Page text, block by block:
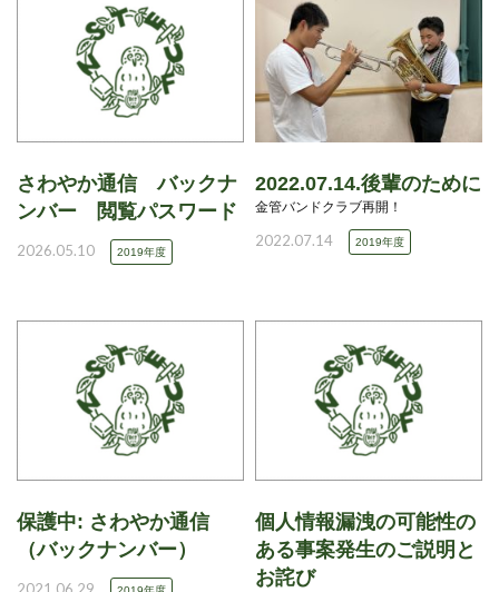
さわやか通信 バックナ
ンバー 閲覧パスワード
2026.05.10 2019年度
2022.07.14.後輩のために
金管バンドクラブ再開！
2022.07.14 2019年度
保護中: さわやか通信
（バックナンバー）
個人情報漏洩の可能性の
ある事案発生のご説明と
お詫び